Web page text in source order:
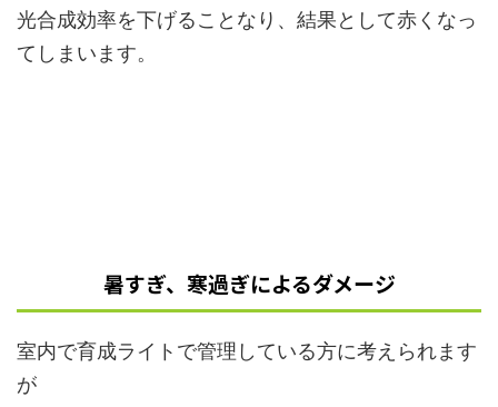
光合成効率を下げることなり、結果として赤くなっ
てしまいます。
暑すぎ、寒過ぎによるダメージ
室内で育成ライトで管理している方に考えられます
が